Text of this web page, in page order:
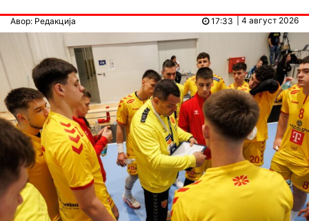
Авор: Редакција | 4 август 2026
17:33